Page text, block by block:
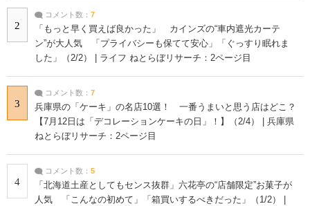
2
コメント数： 7
「もっと早く買えば良かった」 カインズの“車内遮光カーテ
ン”が大人気 「プライバシーも保てて安心」「ぐっすり眠れま
した」（2/2） | ライフ ねとらぼリサーチ：2ページ目
3
コメント数： 7
兵庫県の「ケーキ」の名店10選！ 一番うまいと思う店はどこ？
【7月12日は「デコレーションケーキの日」！】（2/4） | 兵庫県
ねとらぼリサーチ：2ページ目
4
コメント数： 5
「北海道土産としてもセンス抜群」六花亭の“店舗限定”お菓子が
人気 「こんなの初めて」「箱買いするべきだった」（1/2） |